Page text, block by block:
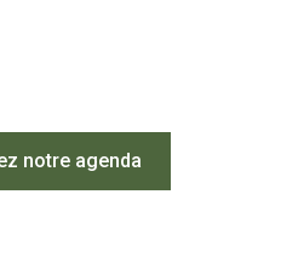
notre agenda